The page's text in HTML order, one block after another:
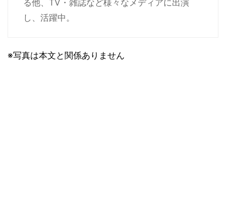
る他、TV・雑誌など様々なメディアに出演
し、活躍中。
※写真は本文と関係ありません